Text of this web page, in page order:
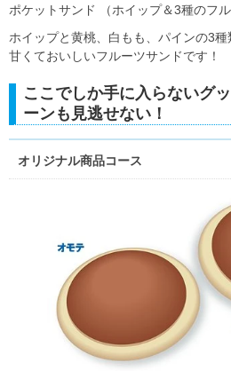
ポケットサンド （ホイップ＆3種のフル
ホイップと黄桃、白もも、パインの3種
甘くておいしいフルーツサンドです！
ここでしか手に入らないグ
ーンも見逃せない！
オリジナル商品コース